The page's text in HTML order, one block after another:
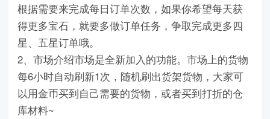
根据需要来完成每日订单次数，如果你希望每天获
得更多宝石，就要多做订单任务，争取完成更多四
星、五星订单哦。
2、市场介绍市场是全新加入的功能。市场上的货物
每6小时自动刷新1次，随机刷出货架货物，大家可
以用金币买到自己需要的货物，或者买到打折的仓
库材料~